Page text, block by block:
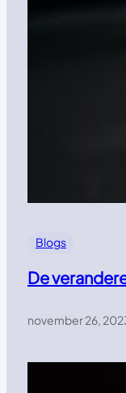
Blogs
De
november 26,